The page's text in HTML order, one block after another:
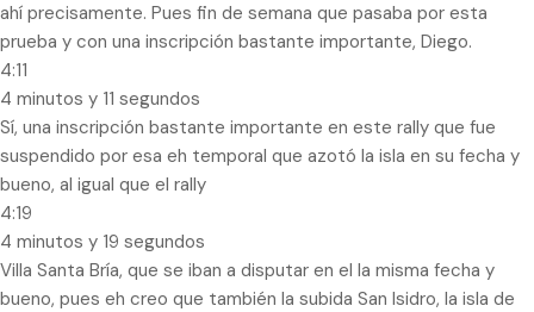
ahí precisamente. Pues fin de semana que pasaba por esta
prueba y con una inscripción bastante importante, Diego.
4:11
4 minutos y 11 segundos
Sí, una inscripción bastante importante en este rally que fue
suspendido por esa eh temporal que azotó la isla en su fecha y
bueno, al igual que el rally
4:19
4 minutos y 19 segundos
Villa Santa Bría, que se iban a disputar en el la misma fecha y
bueno, pues eh creo que también la subida San Isidro, la isla de